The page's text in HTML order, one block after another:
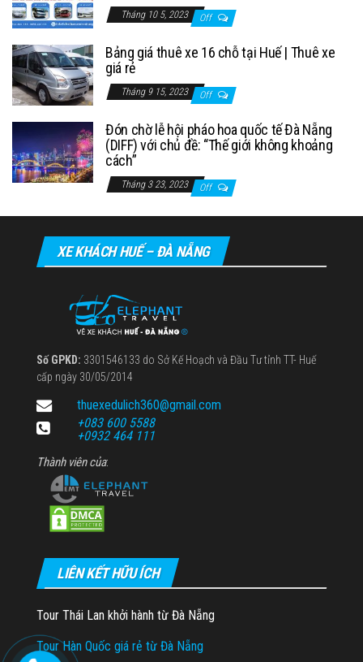
Tháng 10 5, 2023 Off
Bảng giá thuê xe 16 chỗ tại Huế | Thuê xe
giá rẻ
Tháng 9 15, 2023 Off
Đón chờ lễ hội pháo hoa quốc tế Đà Nẵng
(DIFF) với chủ đề: “Thế giới không khoảng
cách”
Tháng 3 23, 2023 Off
XE KHÁCH HUẾ – ĐÀ NẴNG
Số GPKD: 3301546133 do Sở Kế Hoạch và Đầu Tư tỉnh TT- Huế
cấp ngày 30/05/2014
thuexedulich360@gmail.com
+083 600 5588
+0932 464 111
Thành viên của:
LIÊN KẾT HỮU ÍCH
Tour Thái Lan khởi hành từ Đà Nẵng
Tour Hàn Quốc giá rẻ từ Đà Nẵng